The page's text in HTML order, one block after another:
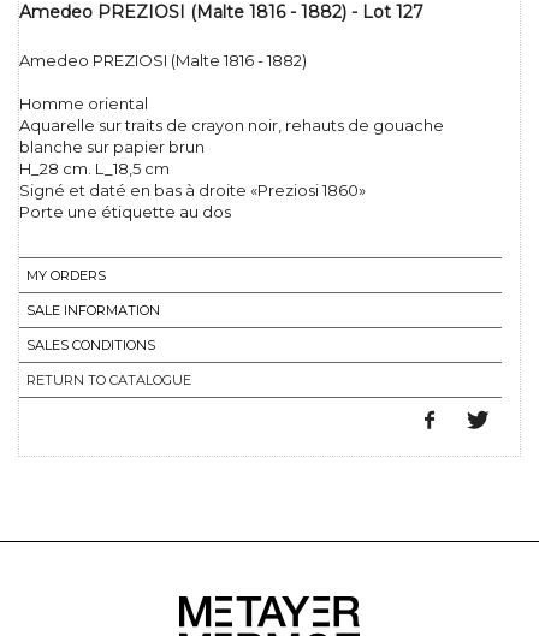
Amedeo PREZIOSI (Malte 1816 - 1882) - Lot 127
Amedeo PREZIOSI (Malte 1816 - 1882)
Homme oriental
Aquarelle sur traits de crayon noir, rehauts de gouache
blanche sur papier brun
H_28 cm. L_18,5 cm
Signé et daté en bas à droite «Preziosi 1860»
Porte une étiquette au dos
MY ORDERS
SALE INFORMATION
SALES CONDITIONS
RETURN TO CATALOGUE